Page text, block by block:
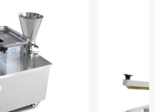
где важны скорость и
при компактных
среднего бизнеса. Для
специалистов
нашем сайте.